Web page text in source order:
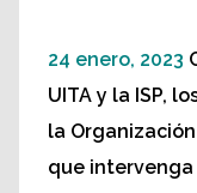
24 enero, 2023
UITA y la ISP,
la
que intervenga